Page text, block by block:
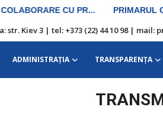
str. Kiev 3 | tel: +373 (22) 44 10 98 | mail:
ADMINISTRAŢIA TRANSPARENȚA